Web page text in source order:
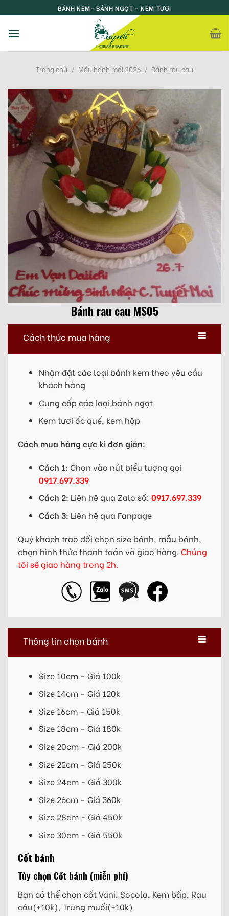
to
content
BÁNH KEM- BÁNH NGỌT - KEM TƯƠI
Trang chủ / Mẫu bánh mới 2026 / Bánh rau cau
Bánh rau cau MS05
Cách thức mua hàng
Nhận đặt các loại bánh kem theo yêu cầu
khách hàng
Cung cấp các loại bánh ngọt
Kem tươi ốc quế, kem hộp
Cách mua hàng cực kì đơn giản:
Cách 1: Chọn vào nút biểu tượng gọi
0917.697.339
Cách 2: Liên hệ qua Zalo số: 0917.697.339
Cách 3: Liên hệ qua Fanpage
Quý khách trao đổi chọn size bánh, mẫu bánh,
chọn hình thức thanh toán và giao hàng. Chúng
tôi sẽ giao hàng trong 2h.
Thông tin chọn bánh
Size 10cm - Giá 100k
Size 14cm - Giá 120k
Size 16cm - Giá 150k
Size 18cm - Giá 180k
Size 20cm - Giá 200k
Size 22cm - Giá 250k
Size 24cm - Giá 300k
Size 26cm - Giá 360k
Size 28cm - Giá 450k
Size 30cm - Giá 550k
Cốt bánh
Tùy chọn Cốt bánh (miễn phí)
Bạn có thể chọn cốt Vani, Socola, Kem bấp, Rau
câu(+10k), Trứng muối(+10k)